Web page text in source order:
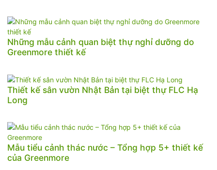
Những mẫu cảnh quan biệt thự nghỉ dưỡng do
Greenmore thiết kế
Thiết kế sân vườn Nhật Bản tại biệt thự FLC Hạ
Long
Mẫu tiểu cảnh thác nước – Tổng hợp 5+ thiết kế
của Greenmore